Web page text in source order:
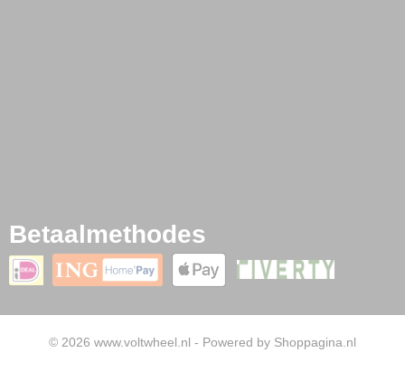
Betaalmethodes
© 2026 www.voltwheel.nl - Powered by Shoppagina.nl